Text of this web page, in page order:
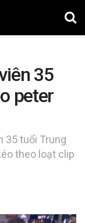
35
peter
35 tuổi Trung
theo loạt clip